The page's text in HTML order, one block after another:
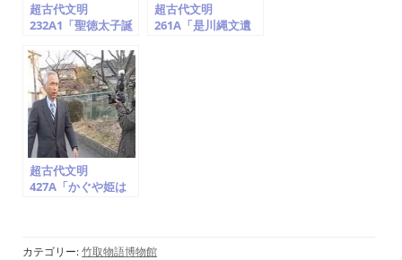
超古代文明
232A1「聖徳太子誕
日の神・龍と鳳
凰)・地球儀は法隆
寺に!?、神奈川県大
庭」竹取翁博物館
（国際かぐや姫学
会）2016.7.22
超古代文明
261A「是川縄文遺
超古代文明
427A「かぐや姫は
《総集編》撮影班ド
カテゴリー:竹取物語博物館